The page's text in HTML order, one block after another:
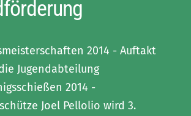
2014 - Auftakt
Jugendabteilung
2014 -
Joel Pellolio wird 3.